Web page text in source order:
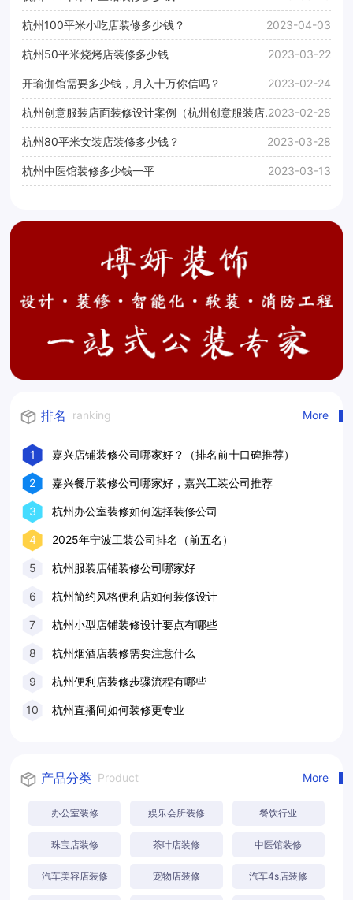
杭州100平米小吃店装修多少钱？ 2023-04-03
杭州50平米烧烤店装修多少钱 2023-03-22
开瑜伽馆需要多少钱，月入十万你信吗？ 2023-02-24
杭州创意服装店面装修设计案例（杭州创意服装店面
装修设计效果图）
2023-02-28
杭州80平米女装店装修多少钱？ 2023-03-28
杭州中医馆装修多少钱一平 2023-03-13
排名 ranking More
1 嘉兴店铺装修公司哪家好？（排名前十口碑推荐）
2 嘉兴餐厅装修公司哪家好，嘉兴工装公司推荐
3 杭州办公室装修如何选择装修公司
4 2025年宁波工装公司排名（前五名）
5 杭州服装店铺装修公司哪家好
6 杭州简约风格便利店如何装修设计
7 杭州小型店铺装修设计要点有哪些
8 杭州烟酒店装修需要注意什么
9 杭州便利店装修步骤流程有哪些
10 杭州直播间如何装修更专业
产品分类 Product More
办公室装修 娱乐会所装修 餐饮行业
珠宝店装修 茶叶店装修 中医馆装修
汽车美容店装修 宠物店装修 汽车4s店装修